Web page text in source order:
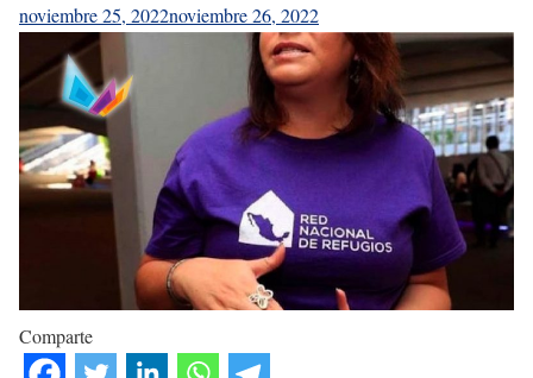
noviembre 25, 2022noviembre 26, 2022
Comparte